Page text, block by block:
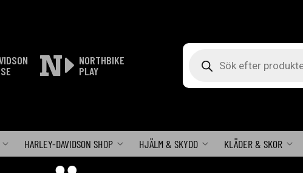
NORTHBIKE
PLAY
HARLEY-DAVIDSON SHOP HJÄLM & SKYDD KLÄDER & SKOR